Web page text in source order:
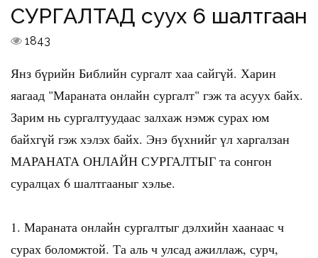
СУРГАЛТАД суух 6 шалтгаан
1843
Янз бүрийн Библийн сургалт хаа сайгүй. Харин
яагаад "Мараната онлайн сургалт" гэж та асуух байх.
Зарим нь сургалтуудаас залхаж нэмж сурах юм
байхгүй гэж хэлэх байх. Энэ бүхнийг үл харгалзан
МАРАНАТА ОНЛАЙН СУРГАЛТЫГ та сонгон
суралцах 6 шалтгааныг хэлье.
1. Мараната онлайн сургалтыг дэлхийн хаанаас ч
сурах боломжтой. Та аль ч улсад ажиллаж, сурч,